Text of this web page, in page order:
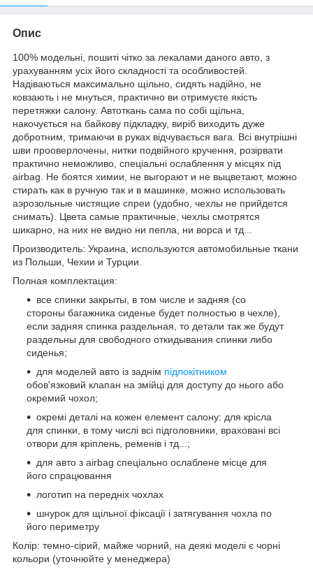
Опис
100% модельні, пошиті чітко за лекалами даного авто, з
урахуванням усіх його складності та особливостей.
Надіваються максимально щільно, сидять надійно, не
ковзають і не мнуться, практично ви отримуєте якість
перетяжки салону. Автоткань сама по собі щільна,
накочується на байкову підкладку, виріб виходить дуже
добротним, тримаючи в руках відчувається вага. Всі внутрішні
шви прооверлочены, нитки подвійного кручення, розірвати
практично неможливо, спеціальні ослаблення у місцях під
airbag. Не боятся химии, не выгорают и не выцветают, можно
стирать как в ручную так и в машинке, можно использовать
аэрозольные чистящие спреи (удобно, чехлы не прийдется
снимать). Цвета самые практичные, чехлы смотрятся
шикарно, на них не видно ни пепла, ни ворса и тд...
Производитель: Украина, используются автомобильные ткани
из Польши, Чехии и Турции.
Полная комплектация:
все спинки закрыты, в том числе и задняя (со
стороны багажника сиденье будет полностью в чехле),
если задняя спинка раздельная, то детали так же будут
раздельны для свободного откидывания спинки либо
сиденья;
для моделей авто із заднім підлокітником
обов'язковий клапан на змійці для доступу до нього або
окремий чохол;
окремі деталі на кожен елемент салону: для крісла
для спинки, в тому числі всі підголовники, враховані всі
отвори для кріплень, ременів і тд...;
для авто з airbag спеціально ослаблене місце для
його спрацювання
логотип на передніх чохлах
шнурок для щільної фіксації і затягування чохла по
його периметру
Колір: темно-сірий, майже чорний, на деякі моделі є чорні
кольори (уточнюйте у менеджера)